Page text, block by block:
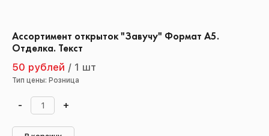
Ассортимент открыток "Завучу" Формат А5.
Отделка. Текст
50 рублей / 1 шт
Тип цены: Розница
- +